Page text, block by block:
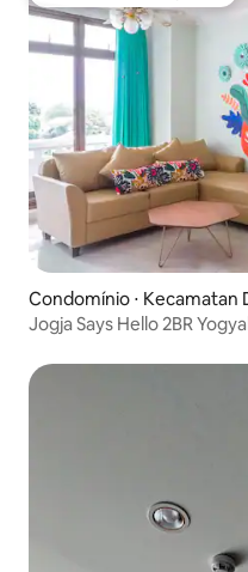
Condomínio ⋅ Kecamatan
Jogja Says Hello 2BR